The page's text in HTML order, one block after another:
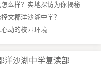
么样？实地探访为你揭秘
文郡洋沙湖中学？
动的校园环境
洋沙湖中学复读部